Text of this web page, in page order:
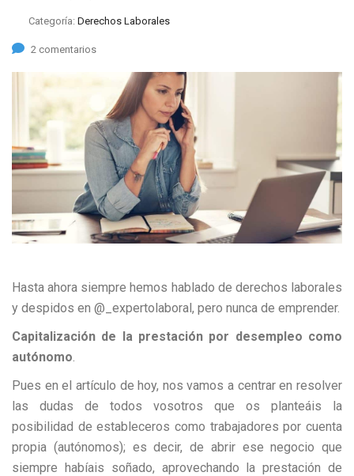
Categoría: Derechos Laborales
2 comentarios
Hasta ahora siempre hemos hablado de derechos laborales
y despidos en @_expertolaboral, pero nunca de emprender.
Capitalización de la prestación por desempleo como
autónomo.
Pues en el artículo de hoy, nos vamos a centrar en resolver
las dudas de todos vosotros que os planteáis la
posibilidad de estableceros como trabajadores por cuenta
propia (autónomos); es decir, de abrir ese negocio que
siempre habíais soñado, aprovechando la prestación de